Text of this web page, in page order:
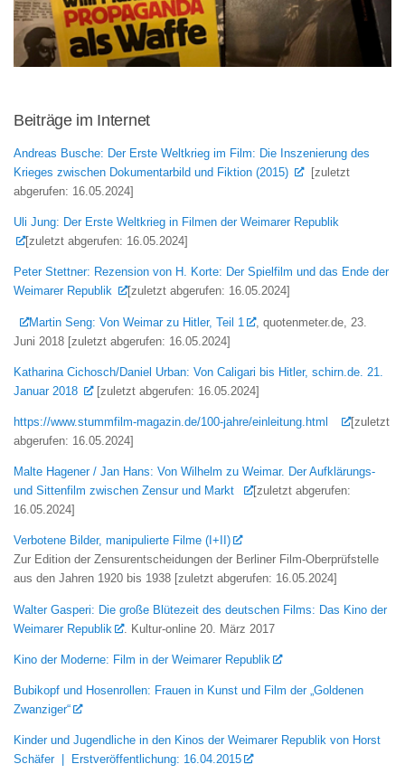
Beiträge im Internet
Andreas Busche: Der Erste Weltkrieg im Film: Die Inszenierung des
Krieges zwischen Dokumentarbild und Fiktion (2015)
[zuletzt
abgerufen: 16.05.2024]
Uli Jung: Der Erste Weltkrieg in Filmen der Weimarer Republik
[zuletzt abgerufen: 16.05.2024]
Peter Stettner: Rezension von H. Korte: Der Spielfilm und das Ende der
Weimarer Republik
[zuletzt abgerufen: 16.05.2024]
Martin Seng: Von Weimar zu Hitler, Teil 1
, quotenmeter.de, 23.
Juni 2018 [zuletzt abgerufen: 16.05.2024]
Katharina Cichosch/Daniel Urban: Von Caligari bis Hitler, schirn.de. 21.
Januar 2018
[zuletzt abgerufen: 16.05.2024]
https://www.stummfilm-magazin.de/100-jahre/einleitung.html
[zuletzt
abgerufen: 16.05.2024]
Malte Hagener / Jan Hans: Von Wilhelm zu Weimar. Der Aufklärungs-
und Sittenfilm zwischen Zensur und Markt
[zuletzt abgerufen:
16.05.2024]
Verbotene Bilder, manipulierte Filme (I+II)
Zur Edition der Zensurentscheidungen der Berliner Film-Oberprüfstelle
aus den Jahren 1920 bis 1938 [zuletzt abgerufen: 16.05.2024]
Walter Gasperi: Die große Blütezeit des deutschen Films: Das Kino der
Weimarer Republik
. Kultur-online 20. März 2017
Kino der Moderne: Film in der Weimarer Republik
Bubikopf und Hosenrollen: Frauen in Kunst und Film der „Goldenen
Zwanziger“
Kinder und Jugendliche in den Kinos der Weimarer Republik von Horst
Schäfer| Erstveröffentlichung: 16.04.2015